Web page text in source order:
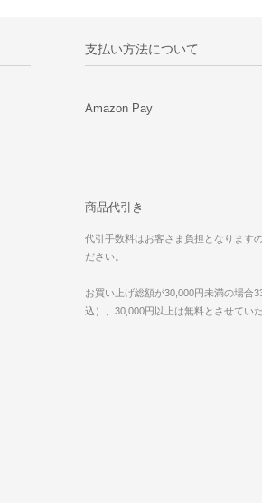
支払い方法について
Amazon Pay
商品代引き
代引手数料はお客さま負担となります
ださい。
お買い上げ総額が30,000円未満の場合
込）、30,000円以上は無料とさせてい